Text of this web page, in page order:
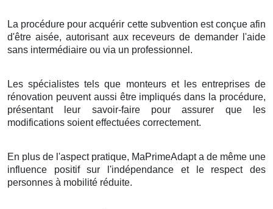
La procédure pour acquérir cette subvention est conçue afin
d'être aisée, autorisant aux receveurs de demander l'aide
sans intermédiaire ou via un professionnel.
Les spécialistes tels que monteurs et les entreprises de
rénovation peuvent aussi être impliqués dans la procédure,
présentant leur savoir-faire pour assurer que les
modifications soient effectuées correctement.
En plus de l'aspect pratique, MaPrimeAdapt a de même une
influence positif sur l'indépendance et le respect des
personnes à mobilité réduite.